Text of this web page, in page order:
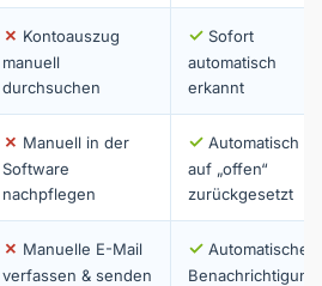
✗ Kontoauszug
manuell
durchsuchen
✓ Sofort
automatisch
erkannt
✗ Manuell in der
Software
nachpflegen
✓ Automatisch
auf „offen“
zurückgesetzt
✗ Manuelle E-Mail
verfassen & senden
✓ Automatische
Benachrichtigung